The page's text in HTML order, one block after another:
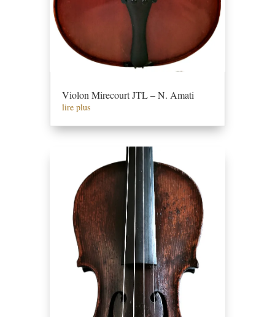
Violon Mirecourt JTL – N. Amati
lire plus